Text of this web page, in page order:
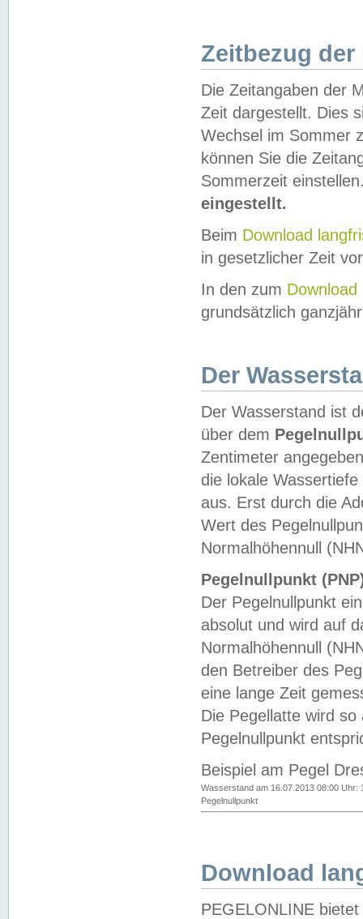
Zeitbezug der
Die Zeitangaben der
Zeit dargestellt. Dies
Wechsel im Sommer
können Sie die
Sommerzeit
eingestellt.
Beim Download
in gesetzlicher Zeit
In den zum Download
grundsätzlich
Der
Der Wasserstand ist
über dem
Zentimeter
die lokale
aus. Erst durch die
Wert des
Normalhöhennull
Pegelnullpunkt
Der Pegelnullpunkt
absolut und wird auf
Normalhöhennull
den Betreiber des
eine lange Zeit
Die Pegellatte wird
Pegelnullpunkt
Beispiel am Pegel
Wasserstand am 16.07.2013 08:00 Uhr:
Pegelnullpunkt
Download
PEGELONLINE